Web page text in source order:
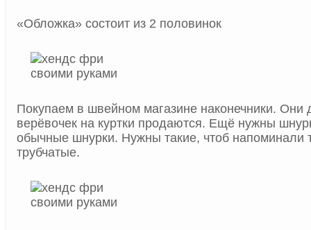
«Обложка» состоит из 2 половинок
Покупаем в швейном магазине наконечники. Они
верёвочек на куртки продаются. Ещё нужны
обычные шнурки. Нужны такие, чтоб напоминали
трубчатые.